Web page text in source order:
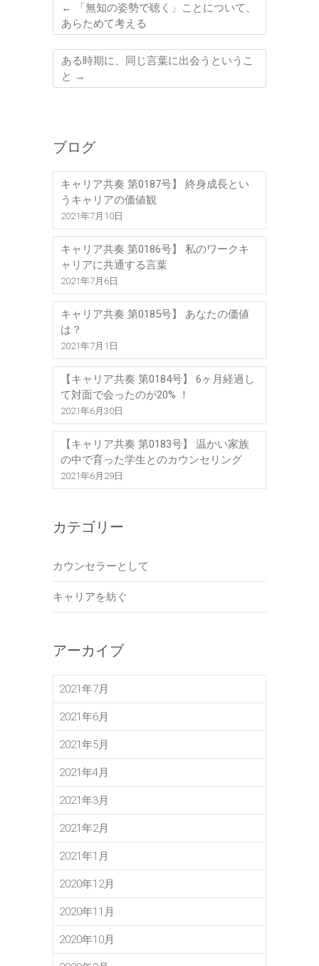
←
「無知の姿勢で聴く」ことについて、
あらためて考える
ある時期に、同じ言葉に出会うというこ
と →
ブログ
キャリア共奏 第0187号】 終身成長とい
うキャリアの価値観
2021年7月10日
キャリア共奏 第0186号】 私のワークキ
ャリアに共通する言葉
2021年7月6日
キャリア共奏 第0185号】 あなたの価値
は？
2021年7月1日
【キャリア共奏 第0184号】 6ヶ月経過し
て対面で会ったのが20% ！
2021年6月30日
【キャリア共奏 第0183号】 温かい家族
の中で育った学生とのカウンセリング
2021年6月29日
カテゴリー
カウンセラーとして
キャリアを紡ぐ
アーカイブ
2021年7月
2021年6月
2021年5月
2021年4月
2021年3月
2021年2月
2021年1月
2020年12月
2020年11月
2020年10月